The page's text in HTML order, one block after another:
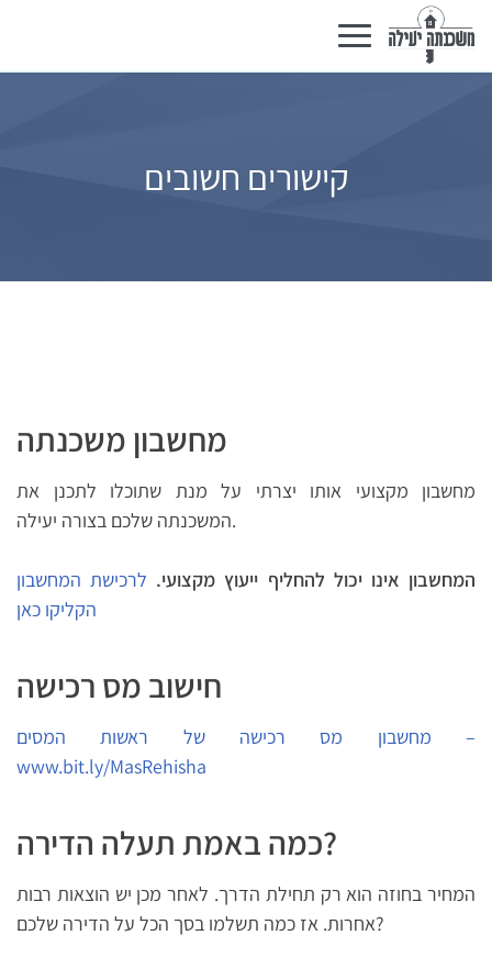
Basculer
la
navigation
קישורים חשובים
מחשבון משכנתה
מחשבון מקצועי אותו יצרתי על מנת שתוכלו לתכנן את
המשכנתה שלכם בצורה יעילה.
המחשבון אינו יכול להחליף ייעוץ מקצועי. לרכישת המחשבון
הקליקו כאן
חישוב מס רכישה
מחשבון מס רכישה של ראשות המסים –
www.bit.ly/MasRehisha
כמה באמת תעלה הדירה?
המחיר בחוזה הוא רק תחילת הדרך. לאחר מכן יש הוצאות רבות
אחרות. אז כמה תשלמו בסך הכל על הדירה שלכם?